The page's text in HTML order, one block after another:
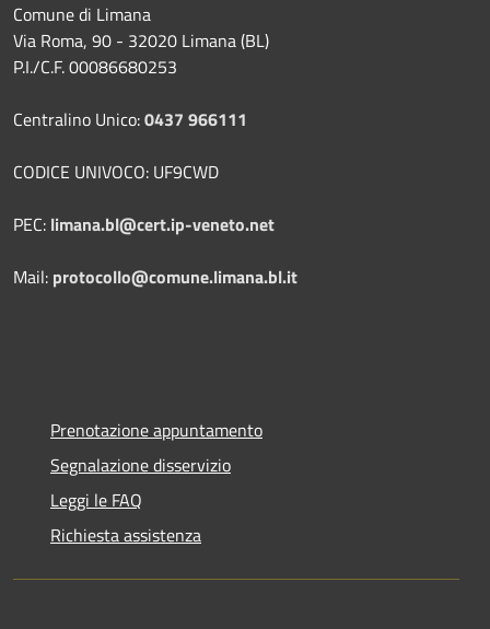
Comune di Limana
Via Roma, 90 - 32020 Limana (BL)
P.I./C.F. 00086680253
Centralino Unico:0437 966111
CODICE UNIVOCO: UF9CWD
PEC: limana.bl@cert.ip-veneto.net
Mail: protocollo@comune.limana.bl.it
Prenotazione appuntamento
Segnalazione disservizio
Leggi le FAQ
Richiesta assistenza